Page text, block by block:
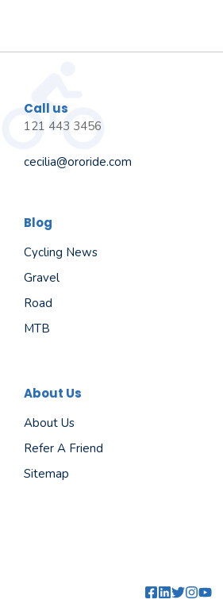
Call us
121 443 3456
cecilia@ororide.com
Blog
Cycling News
Gravel
Road
MTB
About Us
About Us
Refer A Friend
Sitemap